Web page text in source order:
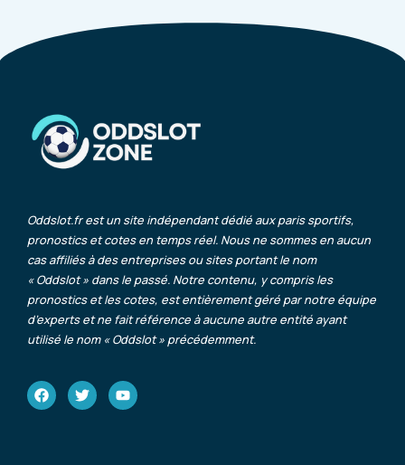
Oddslot.fr est un site indépendant dédié aux paris sportifs,
pronostics et cotes en temps réel. Nous ne sommes en aucun
cas affiliés à des entreprises ou sites portant le nom
« Oddslot » dans le passé. Notre contenu, y compris les
pronostics et les cotes, est entièrement géré par notre équipe
d’experts et ne fait référence à aucune autre entité ayant
utilisé le nom « Oddslot » précédemment.